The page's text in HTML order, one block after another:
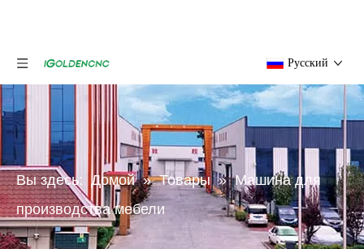
Pусский
Вы здесь: Домой » Товары » Машина для
производства мебели